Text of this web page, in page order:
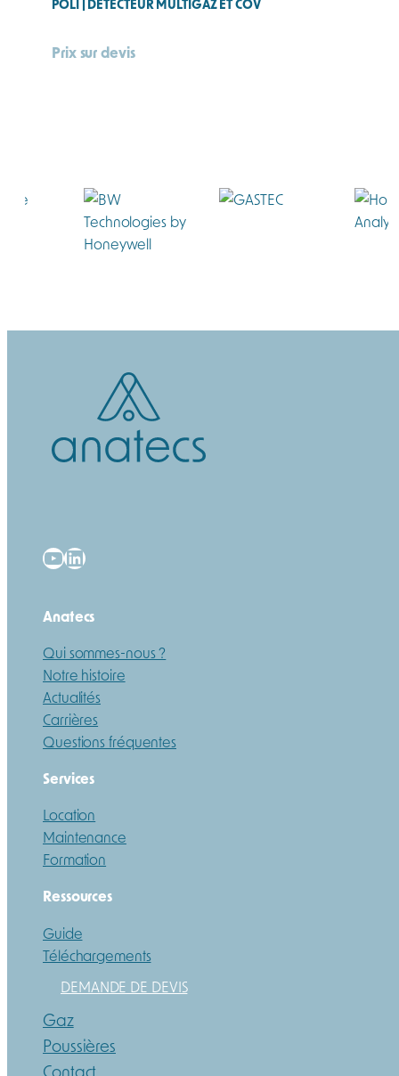
POLI | DÉTECTEUR MULTIGAZ ET COV
Prix sur devis
YouTube
LinkedIn
Anatecs
Qui sommes-nous ?
Notre histoire
Actualités
Carrières
Questions fréquentes
Services
Location
Maintenance
Formation
Ressources
Guide
Téléchargements
DEMANDE DE DEVIS
Gaz
Poussières
Contact